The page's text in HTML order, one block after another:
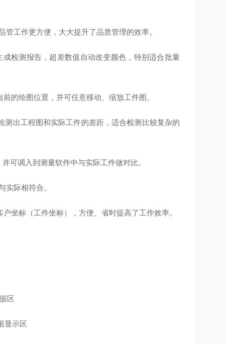
工作更方便，大大提升了品质管理的效率。
检测报告，超差数值自动改变颜色，特别适合批量
的绘图位置，并可任意移动、缩放工件图。
出工程图和实际工件的差距，适合检测比较复杂的
可调入到测量软件中与实际工件做对比。
际相符合。
坐标（工件坐标），方便、省时提高了工作效率。
区
显示区